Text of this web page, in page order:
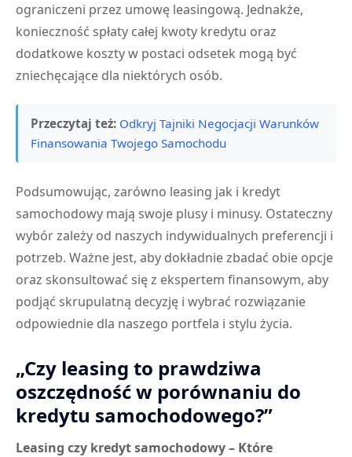
ograniczeni przez umowę leasingową. Jednakże,
konieczność spłaty całej kwoty kredytu oraz
dodatkowe koszty w postaci odsetek mogą być
zniechęcające dla niektórych osób.
Przeczytaj też: Odkryj Tajniki Negocjacji Warunków
Finansowania Twojego Samochodu
Podsumowując, zarówno leasing jak i kredyt
samochodowy mają swoje plusy i minusy. Ostateczny
wybór zależy od naszych indywidualnych preferencji i
potrzeb. Ważne jest, aby dokładnie zbadać obie opcje
oraz skonsultować się z ekspertem finansowym, aby
podjąć skrupulatną decyzję i wybrać rozwiązanie
odpowiednie dla naszego portfela i stylu życia.
„Czy leasing to prawdziwa
oszczędność w porównaniu do
kredytu samochodowego?”
Leasing czy kredyt samochodowy – Które